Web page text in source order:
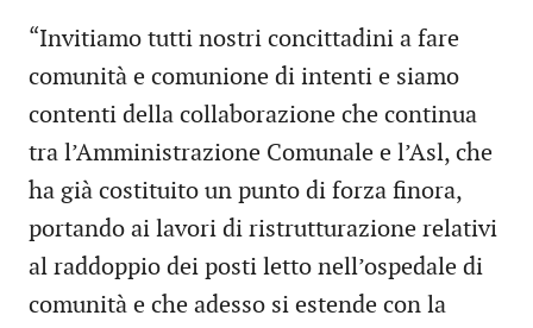
“Invitiamo tutti nostri concittadini a fare
comunità e comunione di intenti e siamo
contenti della collaborazione che continua
tra l’Amministrazione Comunale e l’Asl, che
ha già costituito un punto di forza finora,
portando ai lavori di ristrutturazione relativi
al raddoppio dei posti letto nell’ospedale di
comunità e che adesso si estende con la